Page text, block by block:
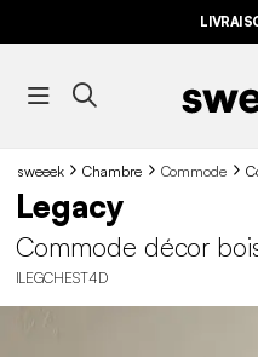
sweeek Chambre Commode
Legacy
Commode décor
ILEGCHEST4D